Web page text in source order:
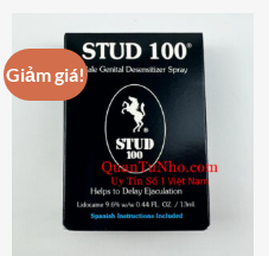
có
nhiều
biến
thể.
Các
tùy
chọn
Giảm giá!